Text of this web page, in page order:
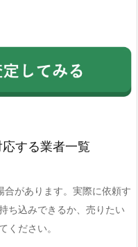
する業者一覧
があります。実際に依頼す
ち込みできるか、売りたい
ください。